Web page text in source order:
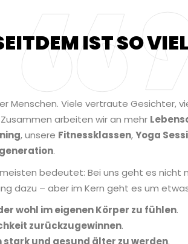
IST SO
Menschen. Viele vertraute Gesichter,
arbeiten wir an mehr
, unsere Fitnessklassen,Yoga
.
bedeutet: Bei uns geht es nicht
dazu – aber im Kern geht es um
wohl im eigenen Körper zu fühlen.
zurückzugewinnen.